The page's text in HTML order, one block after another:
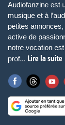
Audiofanzine est
musique et à
petites
active de
notre vocation
prof... Lire la suite